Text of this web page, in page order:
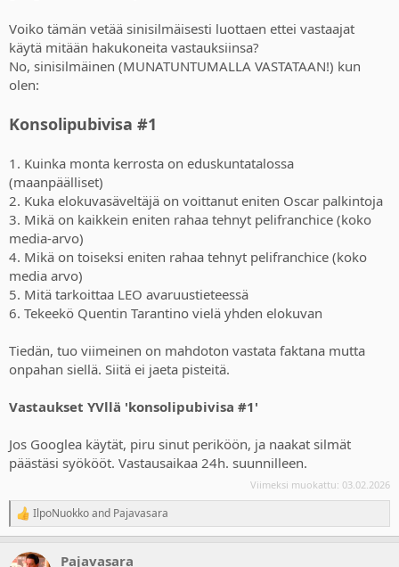
Voiko tämän vetää sinisilmäisesti luottaen ettei vastaajat
käytä mitään hakukoneita vastauksiinsa?
No, sinisilmäinen (MUNATUNTUMALLA VASTATAAN!) kun
olen:
Konsolipubivisa #1
1. Kuinka monta kerrosta on eduskuntatalossa
(maanpäälliset)
2. Kuka elokuvasäveltäjä on voittanut eniten Oscar palkintoja
3. Mikä on kaikkein eniten rahaa tehnyt pelifranchice (koko
media-arvo)
4. Mikä on toiseksi eniten rahaa tehnyt pelifranchice (koko
media arvo)
5. Mitä tarkoittaa LEO avaruustieteessä
6. Tekeekö Quentin Tarantino vielä yhden elokuvan
Tiedän, tuo viimeinen on mahdoton vastata faktana mutta
onpahan siellä. Siitä ei jaeta pisteitä.
Vastaukset YVllä 'konsolipubivisa #1'
Jos Googlea käytät, piru sinut periköön, ja naakat silmät
päästäsi syökööt. Vastausaikaa 24h. suunnilleen.
Viimeksi muokattu: 03.02.2026
R
e
c
IlpoNuokkoand Pajavasara
Pajavasara